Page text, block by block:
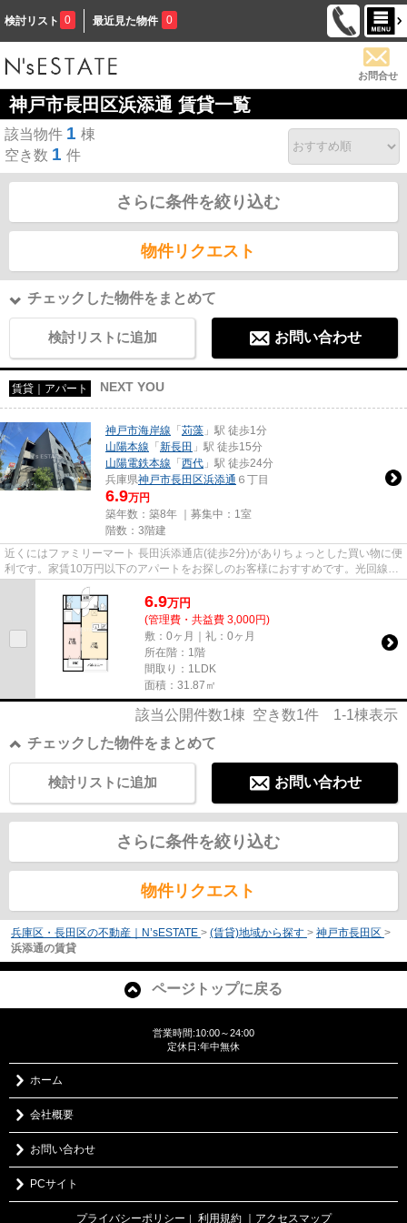
検討リスト 0 最近見た物件 0
お問合せ
神戸市長田区浜添通 賃貸一覧
該当物件 1 棟
空き数 1 件
さらに条件を絞り込む
物件リクエスト
チェックした物件をまとめて
検討リストに追加 お問い合わせ
賃貸｜アパート NEXT YOU
神戸市海岸線 「 苅藻 」駅 徒歩1分
山陽本線 「 新長田 」駅 徒歩15分
山陽電鉄本線 「 西代 」駅 徒歩24分
兵庫県神戸市長田区浜添通 ６丁目
6.9万円
築年数：築8年 ｜募集中： 1室
階数：3階建
近くにはファミリーマート 長田浜添通店(徒歩2分)がありちょっとした買い物に便
利です。家賃10万円以下のアパートをお探しのお客様におすすめです。光回線を
繋げていますので通信が早...
6.9万円
(管理費・共益費 3,000円)
敷：0ヶ月｜礼：0ヶ月
所在階：1階
間取り：1LDK
面積：31.87㎡
該当公開件数1棟 空き数1件 1-1棟表示
チェックした物件をまとめて
お問い合わせ
検討リストに追加
さらに条件を絞り込む
物件リクエスト
兵庫区・長田区の不動産｜N’sESTATE > (賃貸)地域から探す > 神戸市長田区 >
浜添通の賃貸
ページトップに戻る
営業時間:10:00～24:00
定休日:年中無休
ホーム
会社概要
お問い合わせ
PCサイト
プライバシーポリシー ｜ 利用規約 ｜アクセスマップ